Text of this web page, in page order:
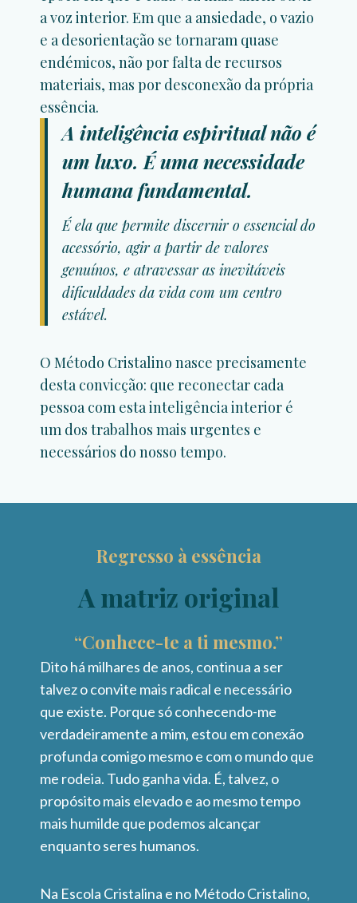
a voz interior. Em que a ansiedade, o vazio
e a desorientação se tornaram quase
endémicos, não por falta de recursos
materiais, mas por desconexão da própria
essência.
A inteligência espiritual não é
um luxo. É uma necessidade
humana fundamental.
É ela que permite discernir o essencial do
acessório, agir a partir de valores
genuínos, e atravessar as inevitáveis
dificuldades da vida com um centro
estável.
O Método Cristalino nasce precisamente
desta convicção: que reconectar cada
pessoa com esta inteligência interior é
um dos trabalhos mais urgentes e
necessários do nosso tempo.
Regresso à essência
A matriz original
“Conhece-te a ti mesmo.”
Dito há milhares de anos, continua a ser
talvez o convite mais radical e necessário
que existe. Porque só conhecendo-me
verdadeiramente a mim, estou em conexão
profunda comigo mesmo e com o mundo que
me rodeia. Tudo ganha vida. É, talvez, o
propósito mais elevado e ao mesmo tempo
mais humilde que podemos alcançar
enquanto seres humanos.
Na Escola Cristalina e no Método Cristalino,